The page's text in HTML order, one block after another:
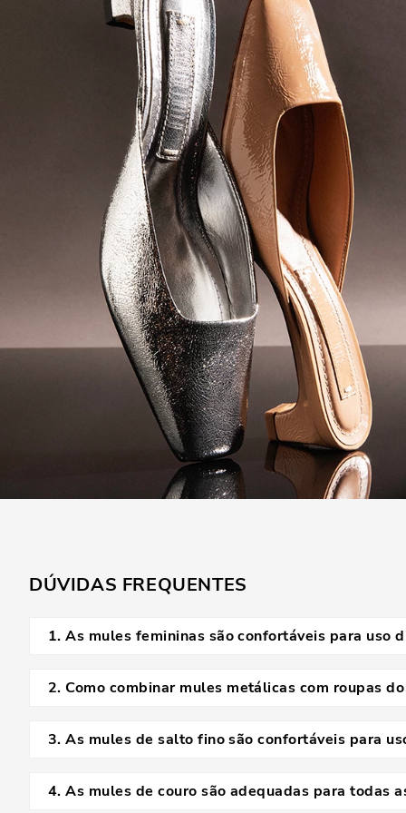
DÚVIDAS FREQUENTES
1.As mules femininas são confortáveis para uso
2.Como combinar mules metálicas com roupas
monocromáticos. Elas dão um toque de brilho e
3.As mules de salto fino são confortáveis para
Escolher mules com materiais que se adaptam ao
4.As mules de couro são adequadas para todas